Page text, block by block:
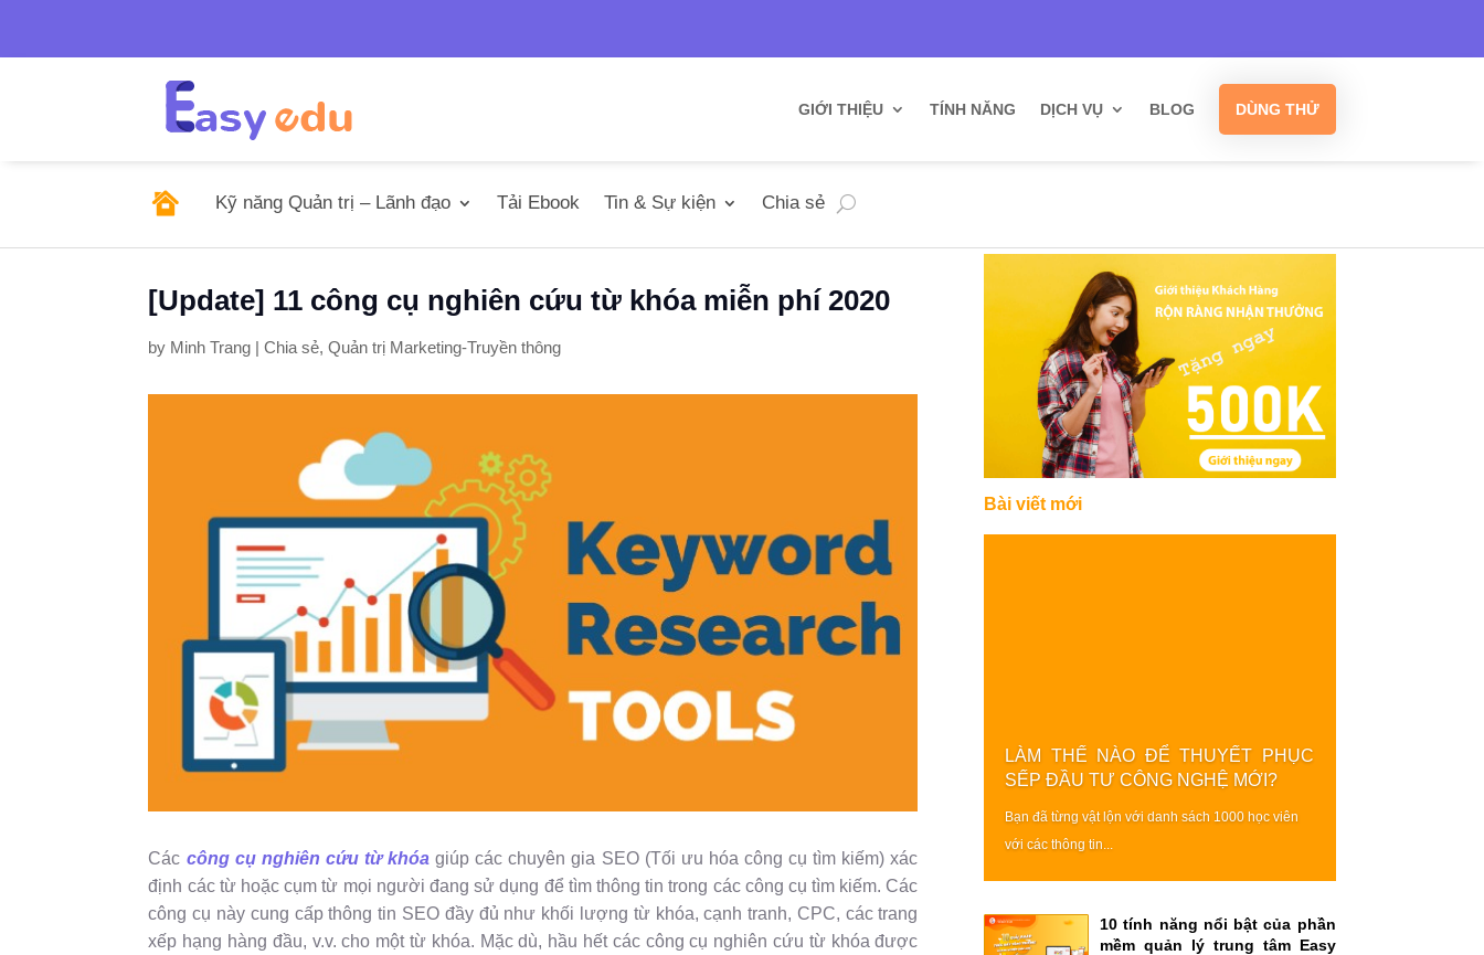
GIỚI THIỆU TÍNH NĂNG DỊCH VỤ BLOG DÙNG THỬ
Kỹ năng Quản trị – Lãnh đạo Tải Ebook Tin & Sự kiện Chia sẻ
[Update] 11 công cụ nghiên cứu từ khóa miễn phí 2020
by Minh Trang |Chia sẻ,Quản trị Marketing-Truyền thông
Các công cụ nghiên cứu từ khóa giúp các chuyên gia SEO (Tối ưu hóa công cụ tìm kiếm) xác
định các từ hoặc cụm từ mọi người đang sử dụng để tìm thông tin trong các công cụ tìm kiếm. Các
công cụ này cung cấp thông tin SEO đầy đủ như khối lượng từ khóa, cạnh tranh, CPC, các trang
xếp hạng hàng đầu, v.v. cho một từ khóa. Mặc dù, hầu hết các công cụ nghiên cứu từ khóa được
Bài viết mới
LÀM THẾ NÀO ĐỂ THUYẾT PHỤC
SẾP ĐẦU TƯ CÔNG NGHỆ MỚI?
Bạn đã từng vật lộn với danh sách 1000 học viên
với các thông tin...
10 tính năng nổi bật của phần
mềm quản lý trung tâm Easy